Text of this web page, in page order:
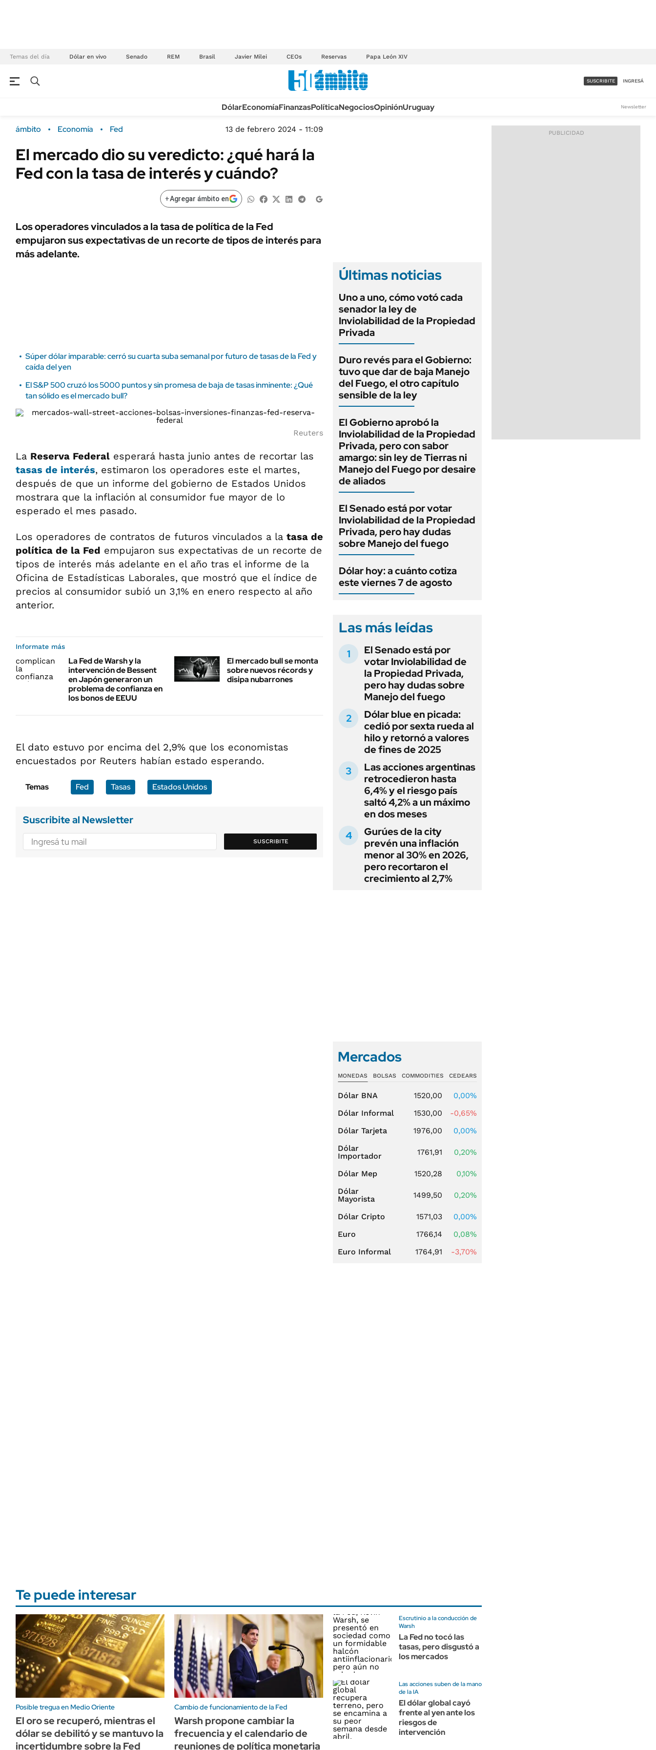
Temas del día Dólar en vivo Senado REM Brasil Javier Milei CEOs Reservas Papa León XIV
Campo
FINANZAS
ÁMBITO DEBATE
MEDIAKIT AMBITO DEBATE
Sustentabilidad
Seguros
POLÍTICA
TECNOLOGÍA
MÉXICO
MUNDO
INFORMACIÓN GENERAL
LIFESTYLE
AUTOS
ACCESO FULL - $1.800/MES
SUSCRIBITE INGRESÁ
DólarEconomíaFinanzasPolíticaNegociosOpiniónUruguay Newsletter
ámbito Economía Fed 13 de febrero 2024 - 11:09
El mercado dio su veredicto: ¿qué hará la
Fed con la tasa de interés y cuándo?
+Agregar ámbito en
Los operadores vinculados a la tasa de política de la Fed
empujaron sus expectativas de un recorte de tipos de interés para
más adelante.
Súper dólar imparable: cerró su cuarta suba semanal por futuro de tasas de la Fed y
caída del yen
El S&P 500 cruzó los 5000 puntos y sin promesa de baja de tasas inminente: ¿Qué
tan sólido es el mercado bull?
Reuters
La Reserva Federal esperará hasta junio antes de recortar las
tasas de interés, estimaron los operadores este el martes,
después de que un informe del gobierno de Estados Unidos
mostrara que la inflación al consumidor fue mayor de lo
esperado el mes pasado.
Los operadores de contratos de futuros vinculados a la tasa de
política de la Fed empujaron sus expectativas de un recorte de
tipos de interés más adelante en el año tras el informe de la
Oficina de Estadísticas Laborales, que mostró que el índice de
precios al consumidor subió un 3,1% en enero respecto al año
anterior.
Informate más
La Fed de Warsh y la
intervención de Bessent
en Japón generaron un
problema de confianza en
los bonos de EEUU
El mercado bull se monta
sobre nuevos récords y
disipa nubarrones
El dato estuvo por encima del 2,9% que los economistas
encuestados por Reuters habían estado esperando.
Temas Fed Tasas Estados Unidos
Suscribite al Newsletter
SUSCRIBITE
Últimas noticias
Uno a uno, cómo votó cada
senador la ley de
Inviolabilidad de la Propiedad
Privada
Duro revés para el Gobierno:
tuvo que dar de baja Manejo
del Fuego, el otro capítulo
sensible de la ley
El Gobierno aprobó la
Inviolabilidad de la Propiedad
Privada, pero con sabor
amargo: sin ley de Tierras ni
Manejo del Fuego por desaire
de aliados
El Senado está por votar
Inviolabilidad de la Propiedad
Privada, pero hay dudas
sobre Manejo del fuego
Dólar hoy: a cuánto cotiza
este viernes 7 de agosto
Las más leídas
El Senado está por
votar Inviolabilidad de
la Propiedad Privada,
pero hay dudas sobre
Manejo del fuego
Dólar blue en picada:
cedió por sexta rueda al
hilo y retornó a valores
de fines de 2025
Las acciones argentinas
retrocedieron hasta
6,4% y el riesgo país
saltó 4,2% a un máximo
en dos meses
Gurúes de la city
prevén una inflación
menor al 30% en 2026,
pero recortaron el
crecimiento al 2,7%
Mercados
MONEDAS BOLSAS COMMODITIES CEDEARS
Dólar BNA 1520,00
0,00%
Dólar Informal
1530,00
-0,65%
Dólar Tarjeta
1976,00
0,00%
Dólar
Importador
1761,91 0,20%
Dólar Mep 1520,28
0,10%
Dólar
Mayorista
1499,50 0,20%
Dólar Cripto 1571,03
0,00%
Euro
1766,14
0,08%
Euro Informal
1764,91 -3,70%
Te puede interesar
Posible tregua en Medio Oriente
El oro se recuperó, mientras el
dólar se debilitó y se mantuvo la
incertidumbre sobre la Fed
Cambio de funcionamiento de la Fed
Warsh propone cambiar la
frecuencia y el calendario de
reuniones de política monetaria
Escrutinio a la conducción de
Warsh
La Fed no tocó las
tasas, pero disgustó a
los mercados
Las acciones suben de la mano
de la IA
El dólar global cayó
frente al yen ante los
riesgos de
intervención